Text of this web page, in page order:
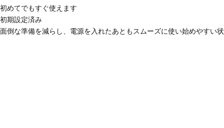
初めてでもすぐ使えます
初期設定済み
面倒な準備を減らし、電源を入れたあともスムーズに使い始めやすい